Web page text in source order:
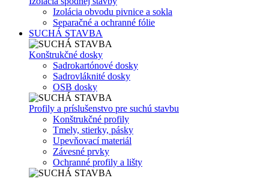
Izolácia obvodu pivnice a sokla
Separačné a ochranné fólie
SUCHÁ STAVBA
Konštrukčné dosky
Sadrokartónové dosky
Sadrovláknité dosky
OSB dosky
Profily a príslušenstvo pre suchú stavbu
Konštrukčné profily
Tmely, stierky, pásky
Upevňovací materiál
Závesné prvky
Ochranné profily a lišty